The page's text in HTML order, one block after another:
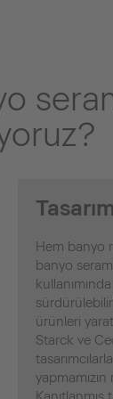
Tasarım
Hem banyo
banyo
ürünleri
Starck ve